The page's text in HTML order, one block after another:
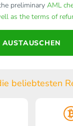
preliminary AML
as the terms of
AUSTAUSCHEN
beliebtesten